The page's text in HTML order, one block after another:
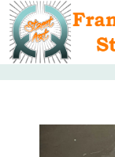
Skip
content